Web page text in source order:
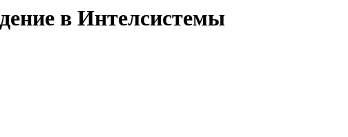
в Интелсистемы